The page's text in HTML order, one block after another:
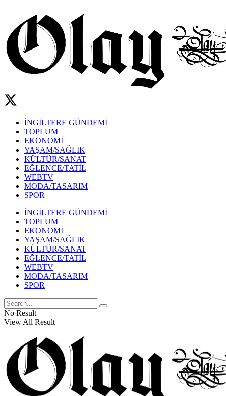
İNGİLTERE GÜNDEMİ
TOPLUM
EKONOMİ
YAŞAM/SAĞLIK
KÜLTÜR/SANAT
EĞLENCE/TATİL
WEBTV
MODA/TASARIM
SPOR
İNGİLTERE GÜNDEMİ
TOPLUM
EKONOMİ
YAŞAM/SAĞLIK
KÜLTÜR/SANAT
EĞLENCE/TATİL
WEBTV
MODA/TASARIM
SPOR
No Result
View All Result